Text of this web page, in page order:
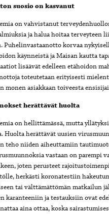
suosio on kasvanut
on vahvistanut
ja halua hoitaa terveyteen
Puhelinvastaanotto korvaa
käynneistä ja Maisan kautta
lisäävät edelleen etähoidon
toteutetaan erityisesti
monen asiakkaan toiveesta
herättävät huolta
on hellittämässä, mutta
Huolta herättävät uusien
teho niiden aiheuttamiin
vastaan on parempi
joten perusteet
herkästi koronatestiin
tai välttämättömän matkailun
karanteeniin ja testauksiin ovat
aina ottaa, koska